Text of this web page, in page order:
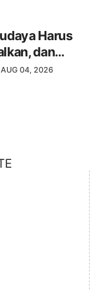
Harus
dan
AUG 04, 2026